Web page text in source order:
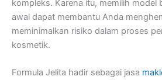
kompleks. Karena itu, memilih model
awal dapat membantu Anda
meminimalkan risiko dalam proses
kosmetik.
Formula Jelita hadir sebagai jasa